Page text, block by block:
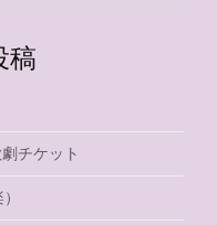
稿
チケット